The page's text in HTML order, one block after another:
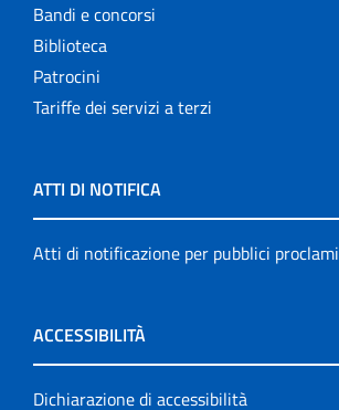
Bandi e concorsi
Biblioteca
Patrocini
Tariffe dei servizi a terzi
ATTI DI NOTIFICA
Atti di notificazione per pubblici proclami
ACCESSIBILITÀ
Dichiarazione di accessibilità